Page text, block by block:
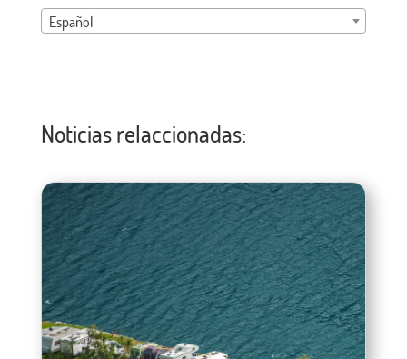
Español
Noticias relaccionadas: